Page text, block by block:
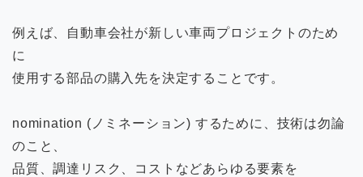
例えば、自動車会社が新しい車両プロジェクトのため
に
使用する部品の購入先を決定することです。
nomination (ノミネーション) するために、技術は勿論
のこと、
品質、調達リスク、コストなどあらゆる要素を